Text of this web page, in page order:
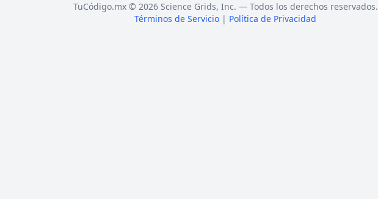
TuCódigo.mx © 2026 Science Grids, Inc. — Todos los derechos reservados.
Términos de Servicio | Política de Privacidad